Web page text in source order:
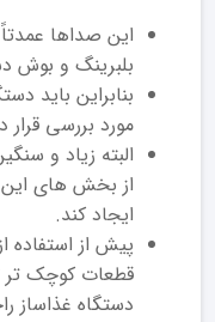
این صداها
بلبرینگ و بوش
بنابراین باید
مورد بررسی قرار
البته زیاد و
از بخش ‌های این
ایجاد کند.
پیش از استفاده
قطعات کوچک ‌تر
دستگاه غذاساز